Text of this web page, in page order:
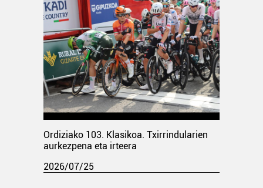
Ordiziako 103. Klasikoa. Txirrindularien
aurkezpena eta irteera
2026/07/25